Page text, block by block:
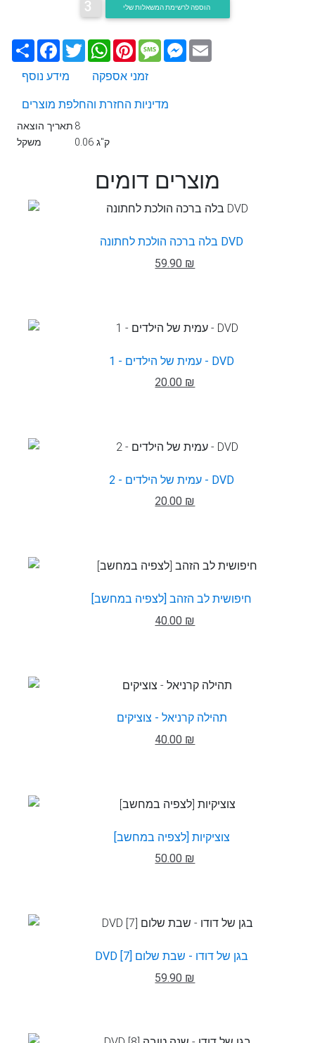
3
שתף Facebook
TwitterWhatsApp
PinterestMessageMessenger
מידע נוסף
זמני אספקה
מדיניות החזרת והחלפת מוצרים
תאריך הוצאה 8
משקל
0.06 ק"ג
מוצרים דומים
בלה ברכה הולכת לחתונה DVD
59.90 ₪
עמית של הילדים - 1 - DVD
20.00 ₪
עמית של הילדים - 2 - DVD
20.00 ₪
חיפושית לב הזהב [לצפיה במחשב]
40.00 ₪
תהילה קרניאל - צוציקים
40.00 ₪
צוציקיות [לצפיה במחשב]
50.00 ₪
DVD בגן של דודו - שבת שלום [7]
59.90 ₪